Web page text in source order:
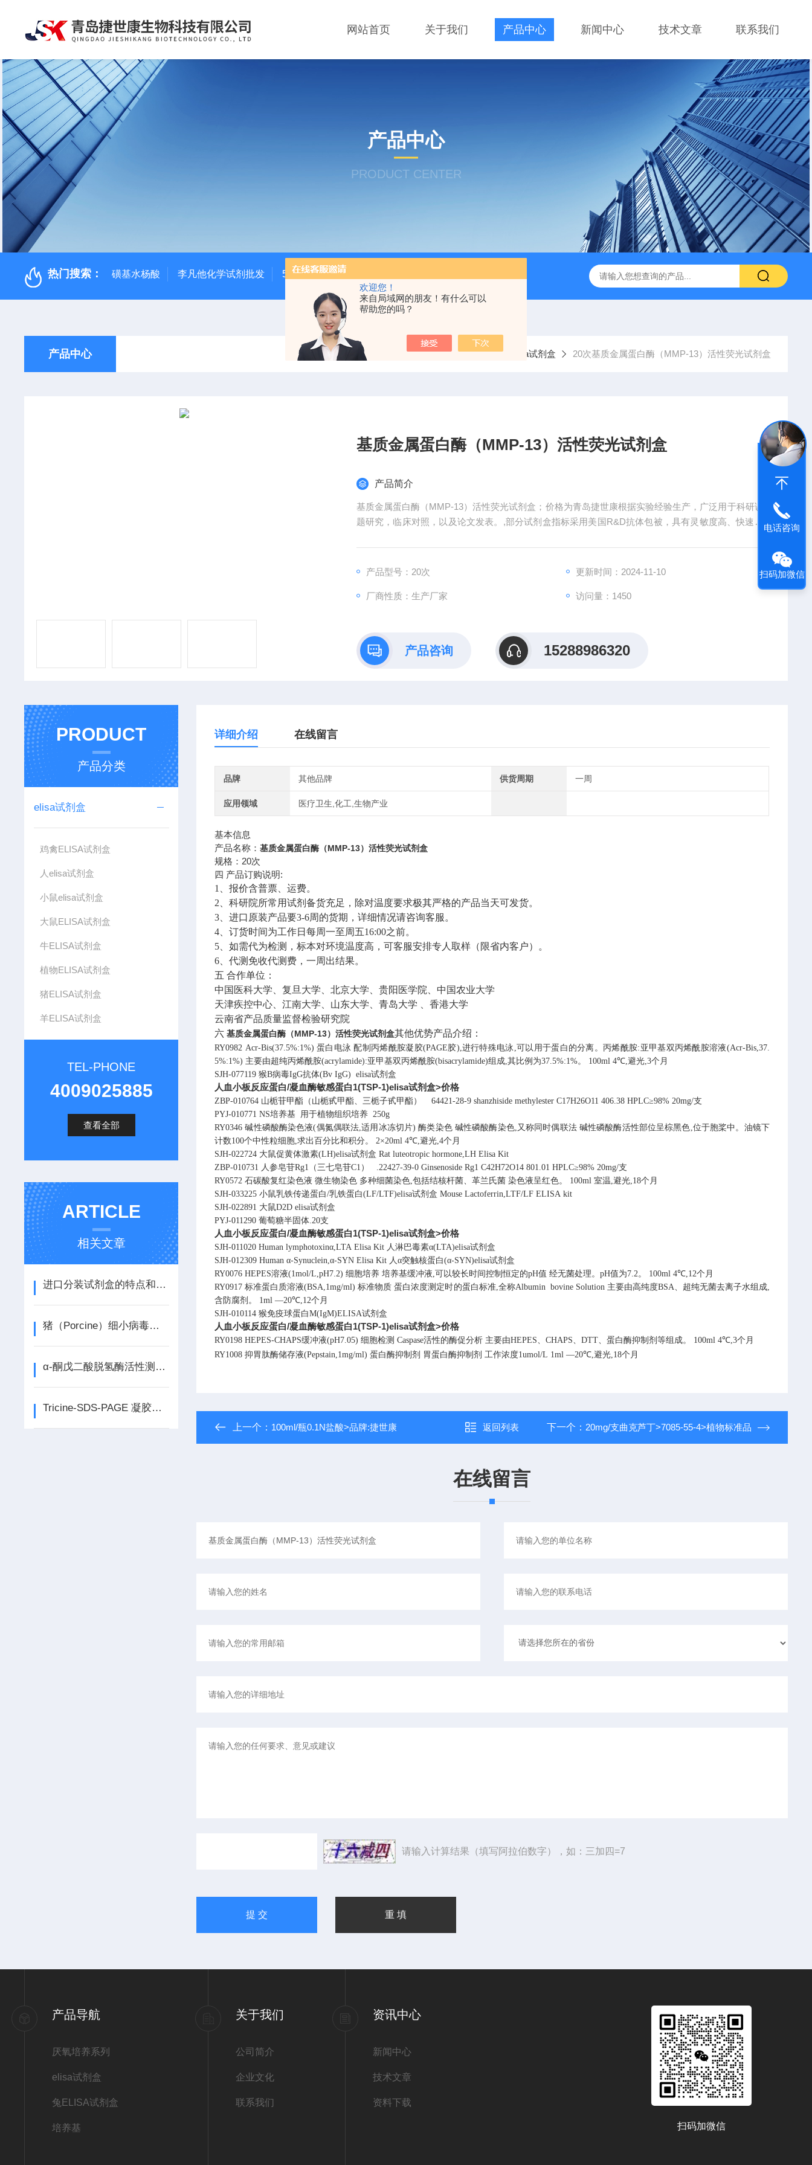
欢迎您！
来自局域网的朋友！有什么可以
帮助您的吗？
网站首页 关于我们 产品中心 新闻中心 技术文章 联系我们
产品中心
PRODUCT CENTER
热门搜索： 磺基水杨酸 李凡他化学试剂批发 500次MTS细胞增殖与细胞毒性检测试剂盒 48t/96t国产ELISA试剂盒,免费代测
产品中心 当前位置： 首页 产品中心 elisa试剂盒 人elisa试剂盒 20次基质金属蛋白酶（MMP-13）活性荧光试剂盒
基质金属蛋白酶（MMP-13）活性荧光试剂盒
产品简介
基质金属蛋白酶（MMP-13）活性荧光试剂盒；价格为青岛捷世康根据实验经验生产，广泛用于科研课
题研究，临床对照，以及论文发表。,部分试剂盒指标采用美国R&D抗体包被，具有灵敏度高、快速准
产品型号：20次
更新时间：2024-11-10
厂商性质：生产厂家 访问量：1450
产品咨询 15288986320
详细介绍 在线留言
品牌 其他品牌 供货周期 一周
应用领域 医疗卫生,化工,生物产业
基本信息
产品名称：基质金属蛋白酶（MMP-13）活性荧光试剂盒
规格：20次
四 产品订购说明:
1、报价含普票、运费。
2、科研院所常用试剂备货充足，除对温度要求极其严格的产品当天可发货。
3、进口原装产品要3-6周的货期，详细情况请咨询客服。
4、订货时间为工作日每周一至周五16:00之前。
5、如需代为检测，标本对环境温度高，可客服安排专人取样（限省内客户）。
6、代测免收代测费，一周出结果。
五 合作单位：
中国医科大学、复旦大学、北京大学、贵阳医学院、中国农业大学
天津疾控中心、江南大学、山东大学、青岛大学 、香港大学
云南省产品质量监督检验研究院
六基质金属蛋白酶（MMP-13）活性荧光试剂盒其他优势产品介绍：
RY0982 Acr-Bis(37.5%:1%) 蛋白电泳 配制丙烯酰胺凝胶(PAGE胶),进行特殊电泳,可以用于蛋白的分离。丙烯酰胺:亚甲基双丙烯酰胺溶液(Acr-Bis,37.
5%:1%) 主要由超纯丙烯酰胺(acrylamide):亚甲基双丙烯酰胺(bisacrylamide)组成,其比例为37.5%:1%。 100ml 4℃,避光,3个月
SJH-077119 猴B病毒IgG抗体(Bv IgG) elisa试剂盒
人血小板反应蛋白/凝血酶敏感蛋白1(TSP-1)elisa试剂盒>价格
ZBP-010764 山栀苷甲酯（山栀甙甲酯、三栀子甙甲酯） 64421-28-9 shanzhiside methylester C17H26O11 406.38 HPLC≥98% 20mg/支
PYJ-010771 NS培养基 用于植物组织培养 250g
RY0346 碱性磷酸酶染色液(偶氮偶联法,适用冰冻切片) 酶类染色 碱性磷酸酶染色,又称同时偶联法 碱性磷酸酶活性部位呈棕黑色,位于胞桨中。油镜下
计数100个中性粒细胞,求出百分比和积分。
2×20ml 4℃,避光,4个月
SJH-022724 大鼠促黄体激素(LH)elisa试剂盒 Rat luteotropic hormone,LH Elisa Kit
ZBP-010731 人参皂苷Rg1（三七皂苷C1） .22427-39-0 Ginsenoside Rg1 C42H72O14 801.01 HPLC≥98% 20mg/支
RY0572 石碳酸复红染色液 微生物染色 多种细菌染色,包括结核杆菌、革兰氏菌 染色液呈红色。 100ml 室温,避光,18个月
SJH-033225 小鼠乳铁传递蛋白/乳铁蛋白(LF/LTF)elisa试剂盒 Mouse Lactoferrin,LTF/LF ELISA kit
SJH-022891 大鼠D2D elisa试剂盒
PYJ-011290 葡萄糖半固体.20支
人血小板反应蛋白/凝血酶敏感蛋白1(TSP-1)elisa试剂盒>价格
SJH-011020 Human lymphotoxinα,LTA Elisa Kit 人淋巴毒素α(LTA)elisa试剂盒
SJH-012309 Human α-Synuclein,α-SYN Elisa Kit 人α突触核蛋白(α-SYN)elisa试剂盒
RY0076 HEPES溶液(1mol/L,pH7.2) 细胞培养 培养基缓冲液,可以较长时间控制恒定的pH值 经无菌处理。pH值为7.2。 100ml 4℃,12个月
RY0917 标准蛋白质溶液(BSA,1mg/ml) 标准物质 蛋白浓度测定时的蛋白标准,全称Albumin bovine Solution 主要由高纯度BSA、超纯无菌去离子水组成,
含防腐剂。
1ml —20℃,12个月
SJH-010114 猴免疫球蛋白M(IgM)ELISA试剂盒
人血小板反应蛋白/凝血酶敏感蛋白1(TSP-1)elisa试剂盒>价格
RY0198 HEPES-CHAPS缓冲液(pH7.05) 细胞检测 Caspase活性的酶促分析 主要由HEPES、CHAPS、DTT、蛋白酶抑制剂等组成。 100ml 4℃,3个月
RY1008 抑胃肽酶储存液(Pepstain,1mg/ml) 蛋白酶抑制剂 胃蛋白酶抑制剂 工作浓度1umol/L 1ml —20℃,避光,18个月
上一个： 100ml/瓶0.1N盐酸>品牌:捷世康 返回列表 下一个： 20mg/支曲克芦丁>7085-55-4>植物标准品
在线留言
请输入计算结果（填写阿拉伯数字），如：三加四=7
PRODUCT
产品分类
elisa试剂盒
鸡禽ELISA试剂盒
人elisa试剂盒
小鼠elisa试剂盒
大鼠ELISA试剂盒
牛ELISA试剂盒
植物ELISA试剂盒
猪ELISA试剂盒
羊ELISA试剂盒
TEL-PHONE
4009025885
查看全部
ARTICLE
相关文章
进口分装试剂盒的特点和适用范围
猪（Porcine）细小病毒（PPV）ELISA检测试剂盒说明书
α-酮戊二酸脱氢酶活性测定试剂盒说明书
Tricine-SDS-PAGE 凝胶配制试剂盒说明书
产品导航
厌氧培养系列
elisa试剂盒
兔ELISA试剂盒
培养基
关于我们
公司简介
企业文化
联系我们
资讯中心
新闻中心
技术文章
资料下载
扫码加微信
电话咨询
扫码加微信